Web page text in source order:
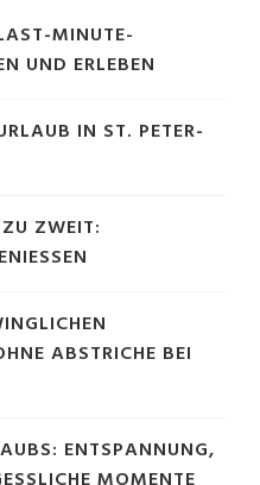
MINUTE-
UND ERLEBEN
IN ST. PETER-
ZWEIT:
ABSTRICHE BEI
ENTSPANNUNG,